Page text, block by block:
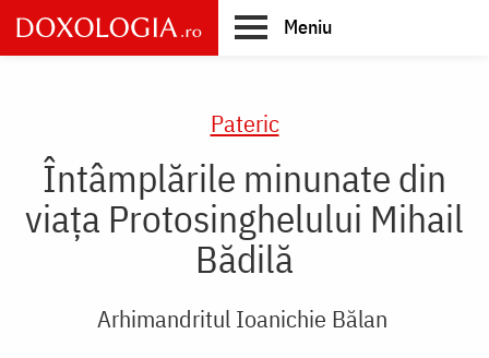
Skip
to
main
Meniu
Pateric
Întâmplările minunate din
viața Protosinghelului Mihail
Bădilă
Arhimandritul Ioanichie Bălan